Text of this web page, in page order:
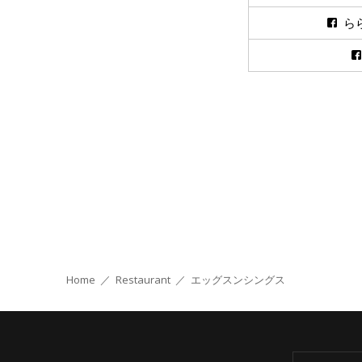
ら
Home ／ Restaurant ／ エッグスンシングス